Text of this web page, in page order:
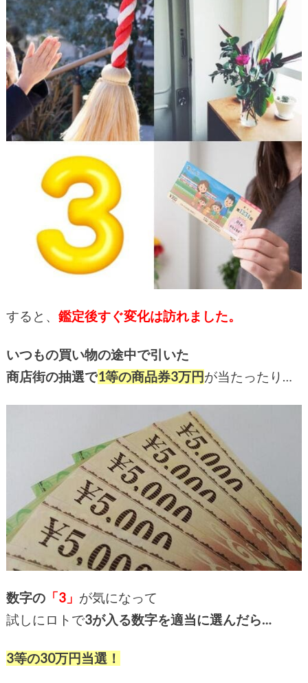
すると、 鑑定後すぐ変化は訪れました。
いつもの買い物の途中で引いた
商店街の抽選で1等の商品券3万円が当たったり…
数字の「3」 が気になって
試しにロトで3が入る数字を適当に選んだら…
3等の30万円当選！